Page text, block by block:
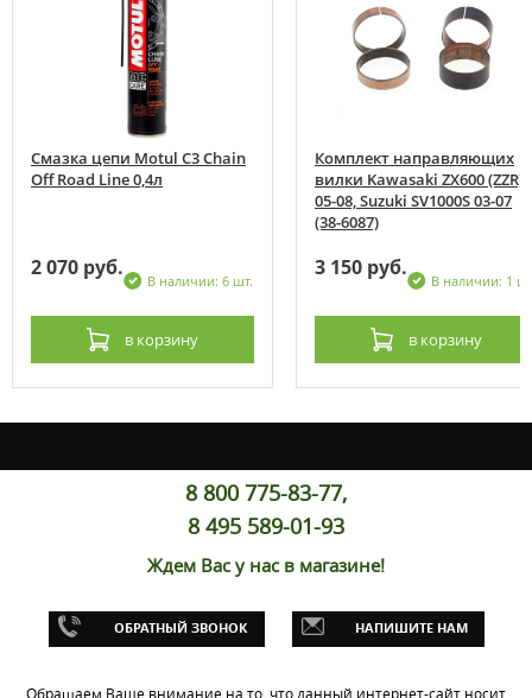
Смазка цепи Motul C3 Chain
Off Road Line 0,4л
2 070 руб.
В наличии: 6 шт.
в корзину
Комплект направляющих
вилки Kawasaki ZX600 (ZZR)
05-08, Suzuki SV1000S 03-07
(38-6087)
3 150 руб.
В наличии: 1
в корзину
8 800 775-83-77,
8 495 589-01-93
Ждем Вас у нас в магазине!
ОБРАТНЫЙ ЗВОНОК НАПИШИТЕ НАМ
Обращаем Ваше внимание на то, что данный интернет-сайт носит